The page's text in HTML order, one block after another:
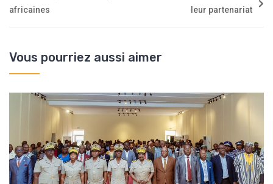
africaines
leur partenariat
Vous pourriez aussi aimer